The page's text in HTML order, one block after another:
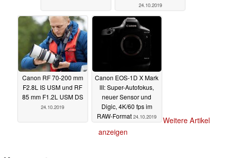
24.10.2019
Canon RF 70-200 mm
F2.8L IS USM und RF
85 mm F1.2L USM DS
24.10.2019
Canon EOS-1D X Mark
III: Super-Autofokus,
neuer Sensor und
Digic, 4K/60 fps im
RAW-Format 24.10.2019
Weitere Artikel
anzeigen